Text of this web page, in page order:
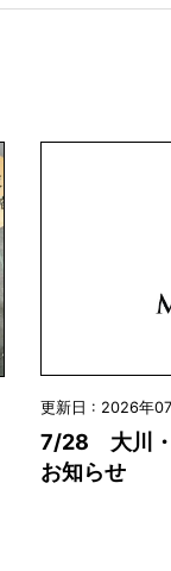
更新日 : 2026年
7/28 大川・
お知らせ